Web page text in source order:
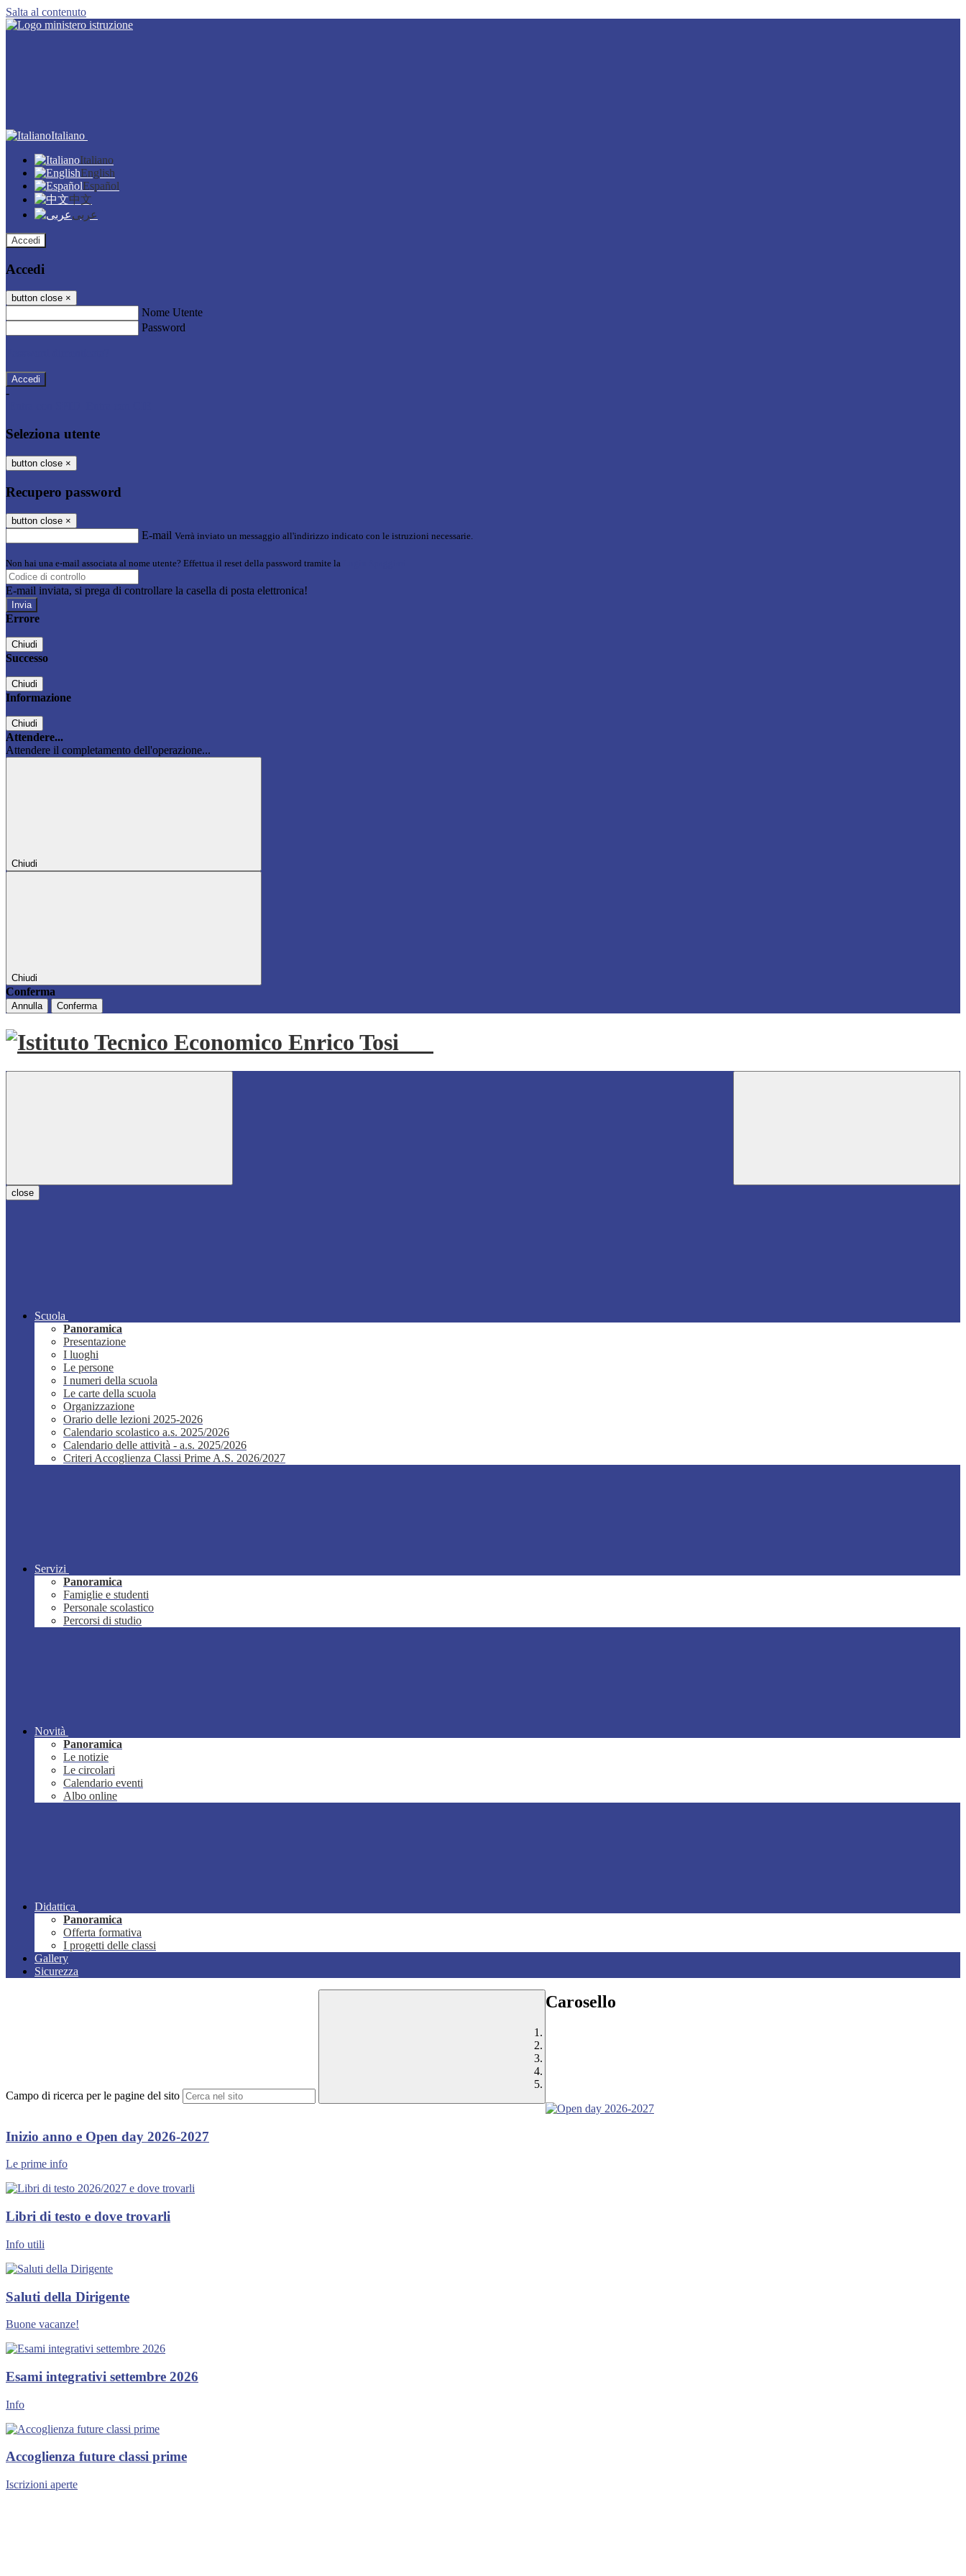
Salta al contenuto
Italiano
Italiano
English
Español
中文
عربى
Accedi
Accedi
button close ×
Nome Utente
Password
-
Seleziona utente
button close ×
Recupero password
button close ×
E-mail Verrà inviato un messaggio all'indirizzo indicato con le istruzioni necessarie.
Non hai una e-mail associata al nome utente? Effettua il reset della password tramite la
E-mail inviata, si prega di controllare la casella di posta elettronica!
Errore
Chiudi
Successo
Chiudi
Informazione
Chiudi
Attendere...
Attendere il completamento dell'operazione...
Chiudi
Chiudi
Conferma
Annulla Conferma
close
Scuola
Panoramica
Presentazione
I luoghi
Le persone
I numeri della scuola
Le carte della scuola
Organizzazione
Orario delle lezioni 2025-2026
Calendario scolastico a.s. 2025/2026
Calendario delle attività - a.s. 2025/2026
Criteri Accoglienza Classi Prime A.S. 2026/2027
Servizi
Panoramica
Famiglie e studenti
Personale scolastico
Percorsi di studio
Novità
Panoramica
Le notizie
Le circolari
Calendario eventi
Albo online
Didattica
Panoramica
Offerta formativa
I progetti delle classi
Gallery
Sicurezza
Campo di ricerca per le pagine del sito
Carosello
Inizio anno e Open day 2026-2027
Le prime info
Libri di testo e dove trovarli
Info utili
Saluti della Dirigente
Buone vacanze!
Esami integrativi settembre 2026
Info
Accoglienza future classi prime
Iscrizioni aperte